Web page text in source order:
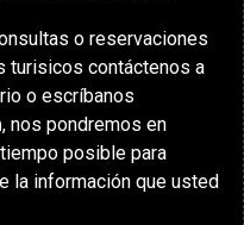
o reservaciones
turisicos contáctenos a
o escríbanos
, nos pondremos en
posible para
la información que usted